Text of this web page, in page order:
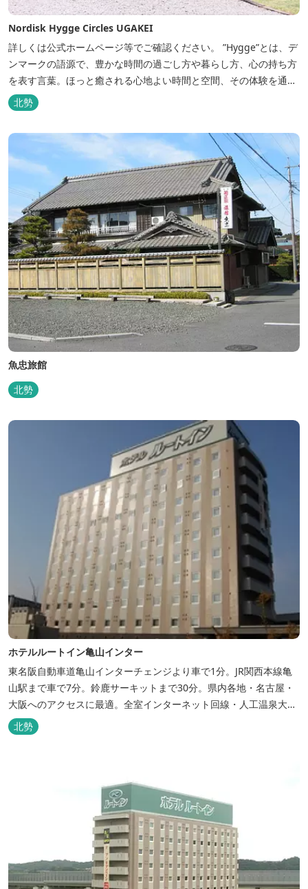
Nordisk Hygge Circles UGAKEI
詳しくは公式ホームページ等でご確認ください。 ”Hygge”とは、デ
ンマークの語源で、豊かな時間の過ごし方や暮らし方、心の持ち方
を表す言葉。ほっと癒される心地よい時間と空間、その体験を通し
て得られる幸福感のことです。 デンマーク発のアウトドアブランド
「Nordisk（ノルディスク）」と三重県いなべ市が連携して手がけ
北勢
魚忠旅館
北勢
ホテルルートイン亀山インター
東名阪自動車道亀山インターチェンジより車で1分。JR関西本線亀
山駅まで車で7分。鈴鹿サーキットまで30分。県内各地・名古屋・
大阪へのアクセスに最適。全室インターネット回線・人工温泉大浴
場・無料平面駐車場89台完備。
北勢